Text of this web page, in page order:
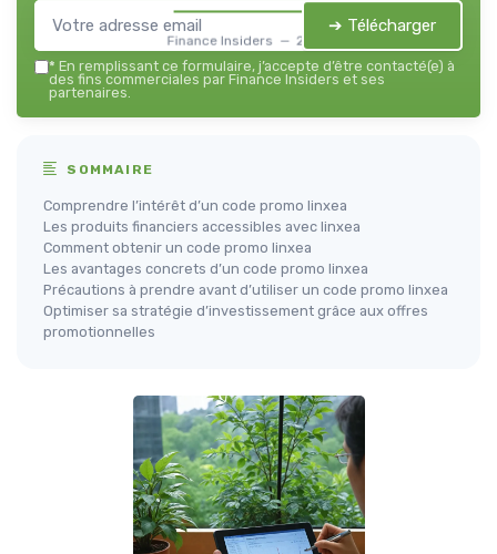
Finance Insiders — 2026
➔ Télécharger
* En remplissant ce formulaire, j’accepte d’être contacté(e) à
des fins commerciales par Finance Insiders et ses
partenaires.
SOMMAIRE
Comprendre l’intérêt d’un code promo linxea
Les produits financiers accessibles avec linxea
Comment obtenir un code promo linxea
Les avantages concrets d’un code promo linxea
Précautions à prendre avant d’utiliser un code promo linxea
Optimiser sa stratégie d’investissement grâce aux offres
promotionnelles